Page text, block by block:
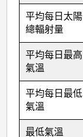
平均每日太陽
總輻射量
平均每日最高
氣溫
平均每日最低
氣溫
最低氣溫